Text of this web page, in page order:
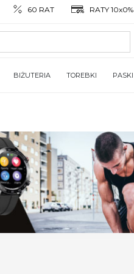
60 RAT RATY 10x0%
BIŻUTERIA TOREBKI PASKI